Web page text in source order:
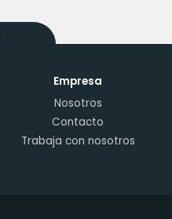
Empresa
Nosotros
Contacto
Trabaja con nosotros